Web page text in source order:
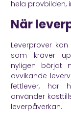
hela provbilden,
När
Leverprover
som kräver
nyligen börjat
avvikande
fettlever, har
använder
leverpåverkan.